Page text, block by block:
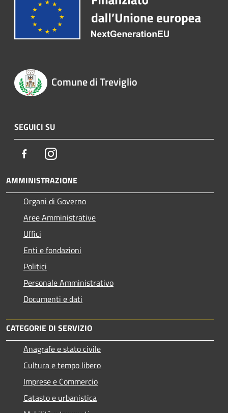
Comune di Treviglio
SEGUICI SU
FacebookInstagram
AMMINISTRAZIONE
Organi di Governo
Aree Amministrative
Uffici
Enti e fondazioni
Politici
Personale Amministrativo
Documenti e dati
CATEGORIE DI SERVIZIO
Anagrafe e stato civile
Cultura e tempo libero
Imprese e Commercio
Catasto e urbanistica